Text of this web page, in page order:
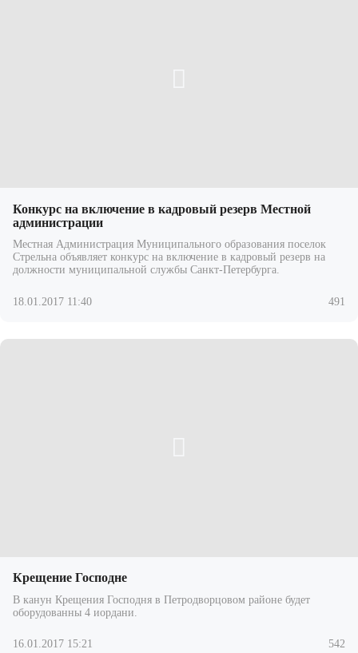
Конкурс на включение в кадровый резерв Местной
администрации
Местная Администрация Муниципального образования поселок
Стрельна объявляет конкурс на включение в кадровый резерв на
должности муниципальной службы Санкт-Петербурга.
18.01.2017 11:40 491
Крещение Господне
В канун Крещения Господня в Петродворцовом районе будет
оборудованны 4 иордани.
16.01.2017 15:21 542